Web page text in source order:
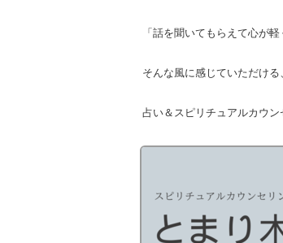
「話を聞いてもらえて心が軽
そんな風に感じていただける
占い＆スピリチュアルカウ